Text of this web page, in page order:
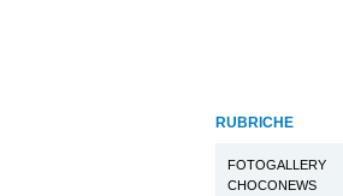
RUBRICHE
FOTOGALLERY
CHOCONEWS